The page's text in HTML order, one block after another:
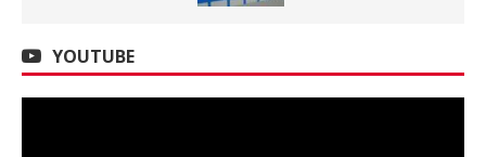
YOUTUBE